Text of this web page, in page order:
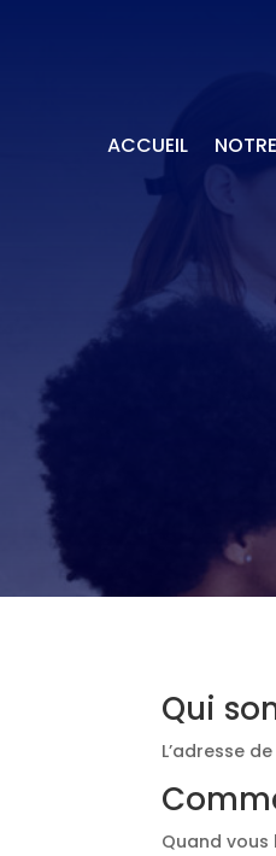
ACCUEIL
Qui
L’adresse
Quand vous